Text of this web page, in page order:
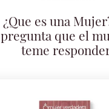
¿Que es una
pregunta que el
teme